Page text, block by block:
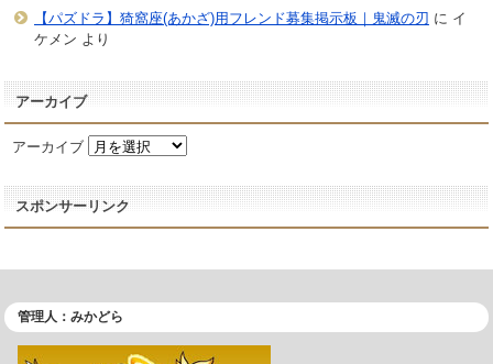
【パズドラ】猗窩座(あかざ)用フレンド募集掲示板｜鬼滅の刃 に イ
ケメン より
アーカイブ
アーカイブ
スポンサーリンク
管理人：みかどら